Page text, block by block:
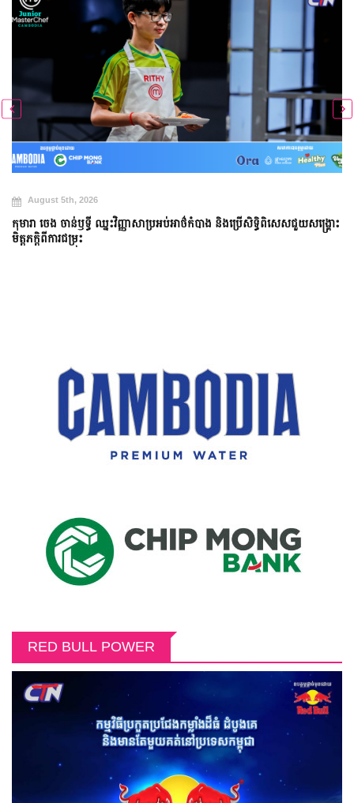
August 5th, 2026
កុមារា ចេង ចាន់ឫទ្ធី ឈ្នះវិញ្ញាសាប្រអប់អាថ៌កំបាង និងប្រើសិទ្ធិពិសេសជួយសង្គ្រោះ
មិត្តភក្តិពីការជម្រុះ
RED BULL POWER